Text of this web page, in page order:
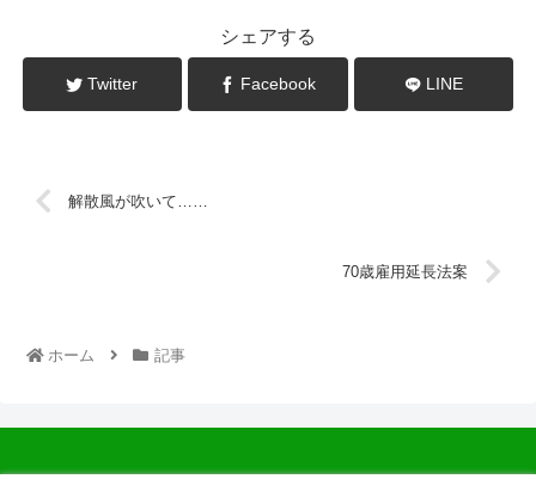
シェアする
Twitter Facebook LINE
解散風が吹いて……
70歳雇用延長法案
ホーム 記事